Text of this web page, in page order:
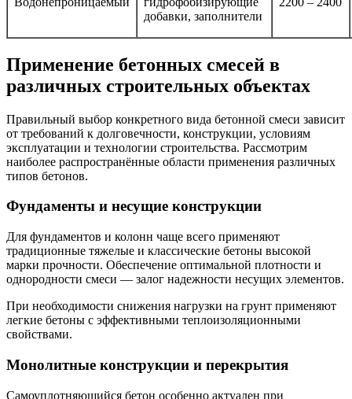
добавки, заполнители
Применение бетонных смесей в
различных строительных объектах
Правильный выбор конкретного вида бетонной смеси зависит
от требований к долговечности, конструкции, условиям
эксплуатации и технологии строительства. Рассмотрим
наиболее распространённые области применения различных
типов бетонов.
Фундаменты и несущие конструкции
Для фундаментов и колонн чаще всего применяют
традиционные тяжелые и классические бетоны высокой
марки прочности. Обеспечение оптимальной плотности и
однородности смеси — залог надежности несущих элементов.
При необходимости снижения нагрузки на грунт применяют
легкие бетоны с эффективными теплоизоляционными
свойствами.
Монолитные конструкции и перекрытия
Самоуплотняющийся бетон особенно актуален при